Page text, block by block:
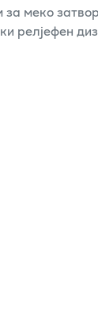
меко
релјефен